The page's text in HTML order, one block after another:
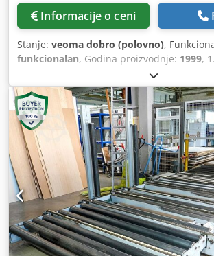
Informacije o ceni
Stanje: veoma dobro (polovno),
funkcionalan, Godina proizvodnje: 1999,
TBP16/DG/30/22/S portal za automatsko
Vakuumski portal za ubacivanje sirovih
desno) • Težina radnog komada do 100 kg
Aagor • Učinkovitost do 5 ciklusa/min •
zaštita fotoćelijama 2. BARGSTEDT TPP20/
za palete Priprema praznih paleta za
Kapacitet oko 12 paleta • Maksimalna
mm